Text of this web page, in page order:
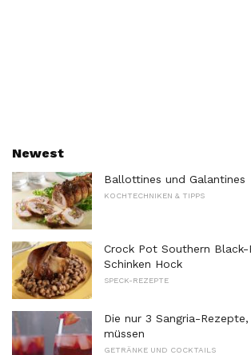
Newest
Ballottines und Galantines
KOCHTECHNIKEN & TIPPS
Crock Pot Southern
Schinken Hock
SPECK-REZEPTE
Die nur 3 Sangria-
müssen
GETRÄNKE UND COCKTAILS